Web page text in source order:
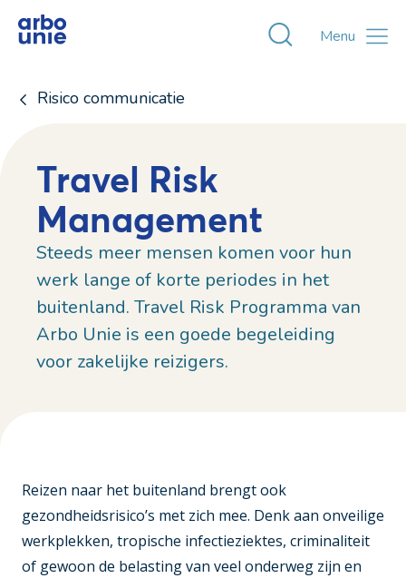
Toggle
Menu
Risico communicatie
Travel Risk
Management
Steeds meer mensen komen voor hun
werk lange of korte periodes in het
buitenland. Travel Risk Programma van
Arbo Unie is een goede begeleiding
voor zakelijke reizigers.
Reizen naar het buitenland brengt ook
gezondheidsrisico’s met zich mee. Denk aan onveilige
werkplekken, tropische infectieziektes, criminaliteit
of gewoon de belasting van veel onderweg zijn en